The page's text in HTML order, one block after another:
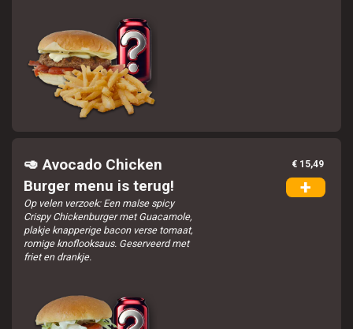
🥑 Avocado Chicken
Burger menu is terug!
Op velen verzoek: Een malse spicy
Crispy Chickenburger met Guacamole,
plakje knapperige bacon verse tomaat,
romige knoflooksaus. Geserveerd met
friet en drankje.
€ 15,49
+